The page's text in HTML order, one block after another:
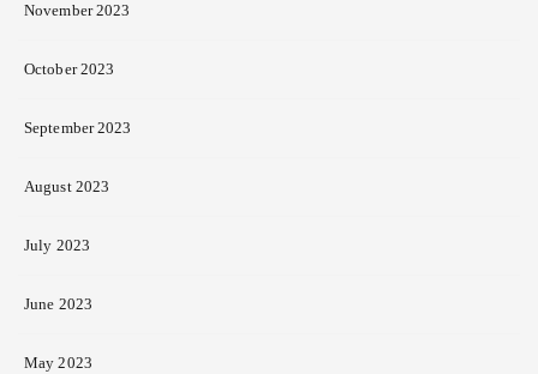
November 2023
October 2023
September 2023
August 2023
July 2023
June 2023
May 2023